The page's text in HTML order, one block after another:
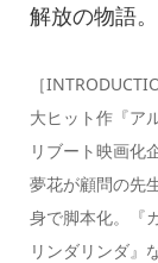
解放の物語。
［
大ヒット作『ア
リブート映画化
夢花が顧問の先
身で脚本化。『
リンダリンダ』